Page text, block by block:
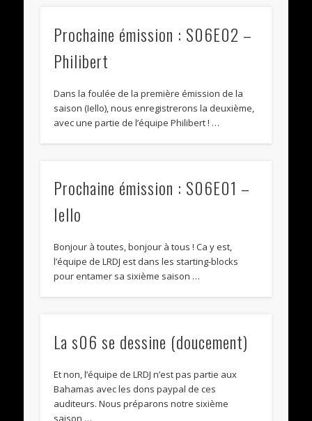
Prochaine émission : S06E02 –
Philibert
Dans la foulée de la première émission de la
saison (Iello), nous enregistrerons la deuxième,
avec une partie de l’équipe Philibert ! …
Prochaine émission : S06E01 –
Iello
Bonjour à toutes, bonjour à tous ! Ca y est,
l’équipe de LRDJ est dans les starting-blocks
pour entamer sa sixième saison …
La s06 se dessine (doucement)
Et non, l’équipe de LRDJ n’est pas partie aux
Bahamas avec les dons paypal de ces
auditeurs. Nous préparons notre sixième
saison …